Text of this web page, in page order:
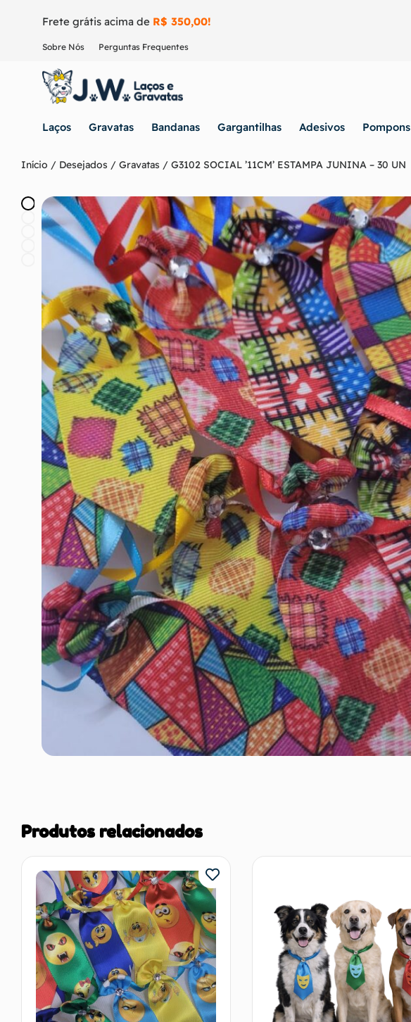
Frete grátis acima de R$ 350,00!
Sobre Nós Perguntas Frequentes
Laços Gravatas Bandanas Gargantilhas Adesivos Pompons
Início / Desejados / Gravatas / G3102 SOCIAL ’11CM’ ESTAMPA JUNINA – 30 UN
Produtos relacionados